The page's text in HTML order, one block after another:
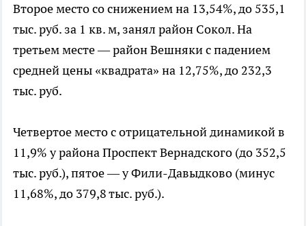
Второе место со снижением на 13,54%, до 535,1
тыс. руб. за 1 кв. м, занял район Сокол. На
третьем месте — район Вешняки с падением
средней цены «квадрата» на 12,75%, до 232,3
тыс. руб.
Четвертое место с отрицательной динамикой в
11,9% у района Проспект Вернадского (до 352,5
тыс. руб.), пятое — у Фили-Давыдково (минус
11,68%, до 379,8 тыс. руб.).